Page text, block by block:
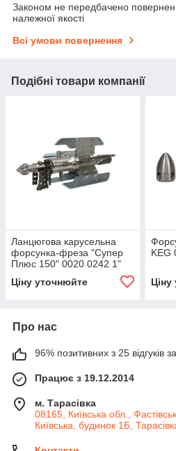
Законом не передбачено
належної якості
Всі умови повернення
Подібні товари компанії
Ланцюгова карусельна
форсунка-фреза "Супер
Плюс 150" 0020 0242 1"
Ціну уточнюйте
KEG
Про нас
96% позитивних з 25 відгуків
Працює з 19.12.2014
м. Тарасівка
08165, Київська обл.,
Київська, будинок 1Б,